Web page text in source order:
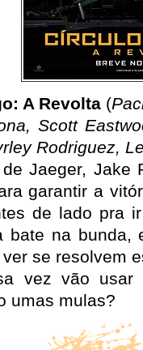
A Revolta (
Scott
Rodriguez,
Jaeger, Jake
garantir a
de lado pra
bate na bunda,
se resolvem
vez vão
umas mulas?